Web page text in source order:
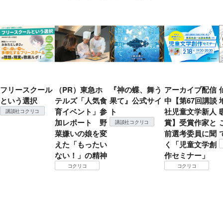
フリースクール
という選択
講談社コクリコ
（PR）東急ホ
テルズ「人気食
育イベント」参
加レポート 野
菜嫌いの娘を変
えた「もったい
ない！」の精神
コクリコ
『神の蝶、舞う
果て』公式サイ
ト
講談社コクリコ
アーカイブ配信
中【第67回講談
社児童文学新人
賞】受賞作家と
前選考委員に聞
く「児童文学創
作セミナー」
コクリコ